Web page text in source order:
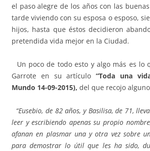
el paso alegre de los años con las
tarde viviendo con su esposa o esposo,
hijos, hasta que éstos decidieron
pretendida vida mejor en la Ciudad.
Un poco de todo esto y algo más es lo
Garrote en su artículo“Toda una
Mundo 14-09-2015), del que recojo
“Eusebio, de 82 años, y Basilisa, de 71,
leer y escribiendo apenas su propio
afanan en plasmar una y otra vez sobre
para demostrar lo útil que les ha sido,